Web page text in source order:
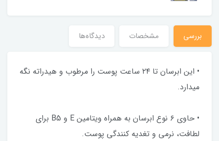
بررسی مشخصات دیدگاه‌ها
• این ابرسان تا ۲۴ ساعت پوست را مرطوب و هیدراته نگه
میدارد.
• حاوی ۶ نوع ابرسان به همراه ویتامین E و B5 برای
لطافت، نرمی و تغدیه کنندگی پوست.